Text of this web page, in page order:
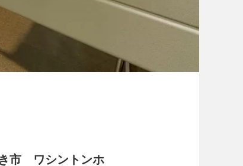
市 ワシントンホ